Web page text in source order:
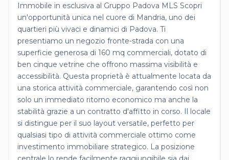
Immobile in esclusiva al Gruppo Padova MLS Scopri
un'opportunità unica nel cuore di Mandria, uno dei
quartieri più vivaci e dinamici di Padova. Ti
presentiamo un negozio fronte-strada con una
superficie generosa di 160 mq commerciali, dotato di
ben cinque vetrine che offrono massima visibilità e
accessibilità. Questa proprietà è attualmente locata da
una storica attività commerciale, garantendo così non
solo un immediato ritorno economico ma anche la
stabilità grazie a un contratto d'affitto in corso. Il locale
si distingue per il suo layout versatile, perfetto per
qualsiasi tipo di attività commerciale ottimo come
investimento immobiliare strategico. La posizione